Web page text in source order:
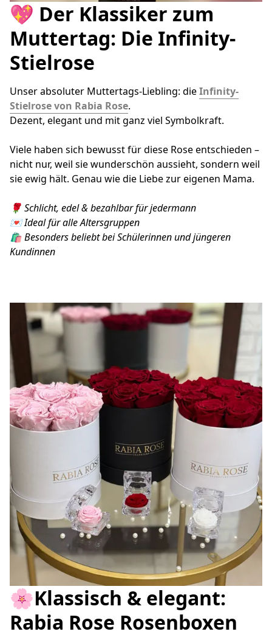
💖 Der Klassiker zum
Muttertag: Die Infinity-
Stielrose
Unser absoluter Muttertags-Liebling: die Infinity-
Stielrose von Rabia Rose.
Dezent, elegant und mit ganz viel Symbolkraft.
Viele haben sich bewusst für diese Rose entschieden –
nicht nur, weil sie wunderschön aussieht, sondern weil
sie ewig hält. Genau wie die Liebe zur eigenen Mama.
🌹 Schlicht, edel & bezahlbar für jedermann
💌 Ideal für alle Altersgruppen
🛍️ Besonders beliebt bei Schülerinnen und jüngeren
Kundinnen
🌸Klassisch & elegant:
Rabia Rose Rosenboxen